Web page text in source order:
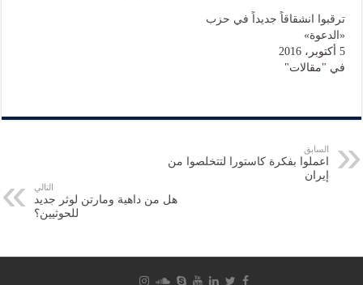
ترقبوا انشقاقاً جديداً في حزب
«الدعوة»
5 أكتوبر، 2016
في "مقالات"
السابق
اعملوا بفكرة كاستورا لتتخلصوا من
إيران
التالي
هل من داهية ومارتن لوثر جديد
للحوثيين؟